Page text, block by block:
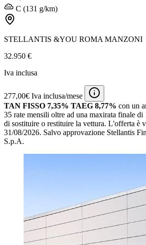
C (131 g/km)
STELLANTIS &YOU ROMA MANZONI
32.950 €
Iva inclusa
277,00€ Iva inclusa/mese
TAN FISSO 7,35% TAEG 8,77% con un
35 rate mensili oltre ad una maxirata finale
di sostituire o restituire la vettura. L'offerta è
31/08/2026. Salvo approvazione Stellantis
S.p.A.